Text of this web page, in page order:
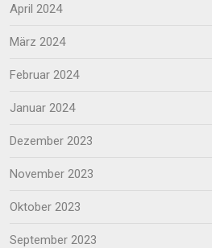
April 2024
März 2024
Februar 2024
Januar 2024
Dezember 2023
November 2023
Oktober 2023
September 2023